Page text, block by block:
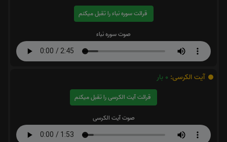
قرائت سوره نباء را تقبل میکنم
صوت سوره نباء
آیت الکرسی: 0 بار
قرائت آیت الکرسی را تقبل میکنم
صوت آیت الکرسی